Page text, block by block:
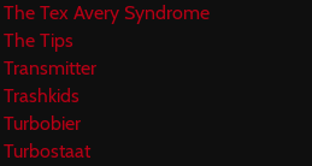
The Tex Avery Syndrome
The Tips
Transmitter
Trashkids
Turbobier
Turbostaat